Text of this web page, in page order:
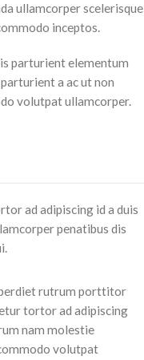
ullamcorper scelerisque
inceptos.
parturient elementum
a ac ut non
volutpat ullamcorper.
ad adipiscing id a duis
penatibus dis
rutrum porttitor
tortor ad adipiscing
nam molestie
volutpat